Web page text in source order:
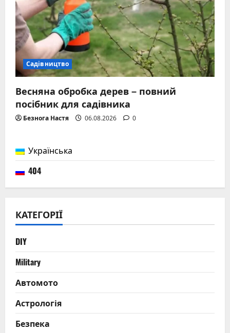
Садівництво
Весняна обробка дерев – повний
посібник для садівника
Безнога Настя 06.08.2026 0
Українська
404
КАТЕГОРІЇ
DIY
Military
Автомото
Астрологія
Безпека